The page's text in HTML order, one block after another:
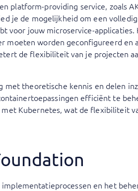
platform-providing service, zoals
je de mogelijkheid om een
voor jouw microservice-
worden geconfigureerd en
de flexibiliteit van je projecten
met theoretische kennis en delen
efficiënt te
Kubernetes, wat de flexibiliteit
en het